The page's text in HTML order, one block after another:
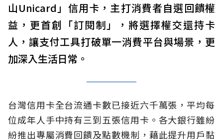
山Unicard」信用卡，主打消費者自選回饋權
益，更首創「訂閱制」，將選擇權交還持卡
人，讓支付工具打破單一消費平台與場景，更
加深入生活日常。
台灣信用卡全台流通卡數已接近六千萬張，平均每
位成年人手中持有三到五張信用卡。各大銀行雖紛
紛推出專屬消費回饋及點數機制，藉此提升用戶黏